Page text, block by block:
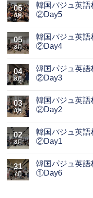
06
8月
韓国パジュ英
②Day5
05
8月
韓国パジュ英
②Day4
04
8月
韓国パジュ英
②Day3
03
8月
韓国パジュ英
②Day2
02
8月
韓国パジュ英
②Day1
31
7月
韓国パジュ英
①Day6